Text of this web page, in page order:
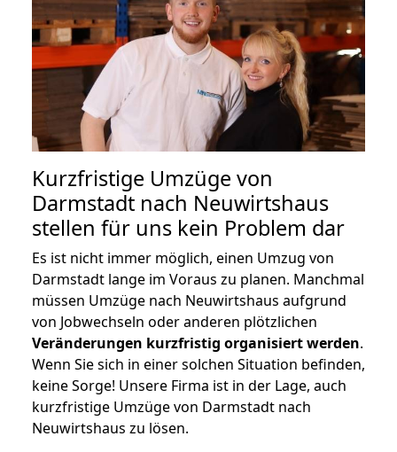
Kurzfristige Umzüge von
Darmstadt nach Neuwirtshaus
stellen für uns kein Problem dar
Es ist nicht immer möglich, einen Umzug von
Darmstadt lange im Voraus zu planen. Manchmal
müssen Umzüge nach Neuwirtshaus aufgrund
von Jobwechseln oder anderen plötzlichen
Veränderungen kurzfristig organisiert werden.
Wenn Sie sich in einer solchen Situation befinden,
keine Sorge! Unsere Firma ist in der Lage, auch
kurzfristige Umzüge von Darmstadt nach
Neuwirtshaus zu lösen.